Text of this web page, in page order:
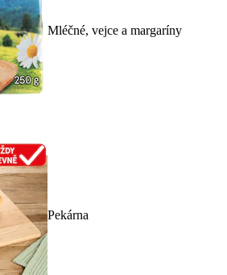
Mléčné, vejce a margaríny
Pekárna